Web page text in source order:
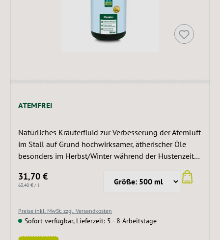
ATEMFREI
Natürliches Kräuterfluid zur Verbesserung der Atemluft
im Stall auf Grund hochwirksamer, ätherischer Öle
besonders im Herbst/Winter während der Hustenzeit
sollte im Boxenbereich versprüht werden. Die Stallluft
wird sofort erheblich verbessert. Zur Inhalation mit
31,70 €
63,40 € / l
Preise inkl. MwSt. zzgl. Versandkosten
Sofort verfügbar, Lieferzeit: 5 - 8 Arbeitstage